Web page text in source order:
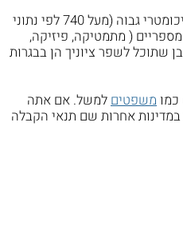
אז מה בכל זאת תוכל לעשות? כדי להתקבל עליך להיות מצוייד בפסיכומטרי גבוה (מעל 740 לפי נתוני
כ 20 יחידות במקצועות המספריים ( מתמטיקה, פיזיקה,
שתוכל לשפר ציוניך הן בבגרות
משפטיםלמשל. אם אתה
אחרות שם תנאי הקבלה